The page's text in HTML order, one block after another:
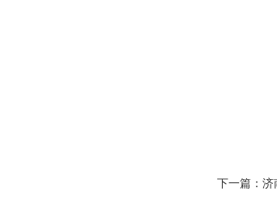
下一篇：济